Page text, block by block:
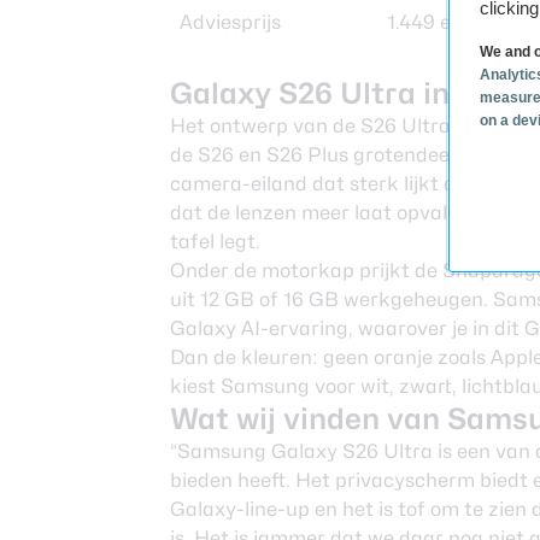
We and
on a
Adviesprijs 1.449 euro
Galaxy S26 Ultra in detail
Het ontwerp van de S26 Ultra heeft
de S26 en S26 Plus grotendeels trouw
camera-eiland dat sterk lijkt op dat
dat de lenzen meer laat opvallen. Wel
tafel legt.
Onder de motorkap prijkt de
uit 12 GB of 16 GB werkgeheugen.
Galaxy AI-ervaring, waarover je in dit
Dan de kleuren: geen oranje zoals
kiest Samsung voor wit, zwart,
Wat wij vinden van
“Samsung Galaxy S26 Ultra is een
bieden heeft. Het privacyscherm biedt
Galaxy-line-up en het is tof om te zien